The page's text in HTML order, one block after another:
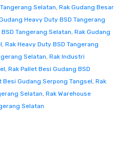
Selatan, Rak Gudang Besar
Heavy Duty BSD Tangerang
Tangerang Selatan, Rak Gudang
, Rak Heavy Duty BSD Tangerang
Selatan, Rak Industri
, Rak Pallet Besi Gudang BSD
Besi Gudang Serpong Tangsel, Rak
Selatan, Rak Warehouse
Selatan